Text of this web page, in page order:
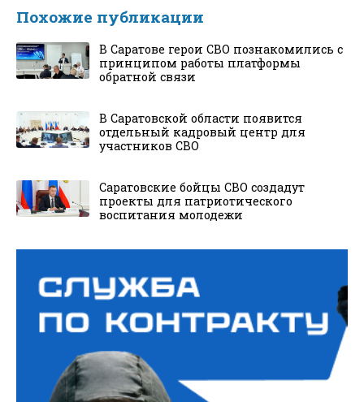
Похожие публикации
В Саратове герои СВО познакомились с
принципом работы платформы
обратной связи
В Саратовской области появится
отдельный кадровый центр для
участников СВО
Саратовские бойцы СВО создадут
проекты для патриотического
воспитания молодежи